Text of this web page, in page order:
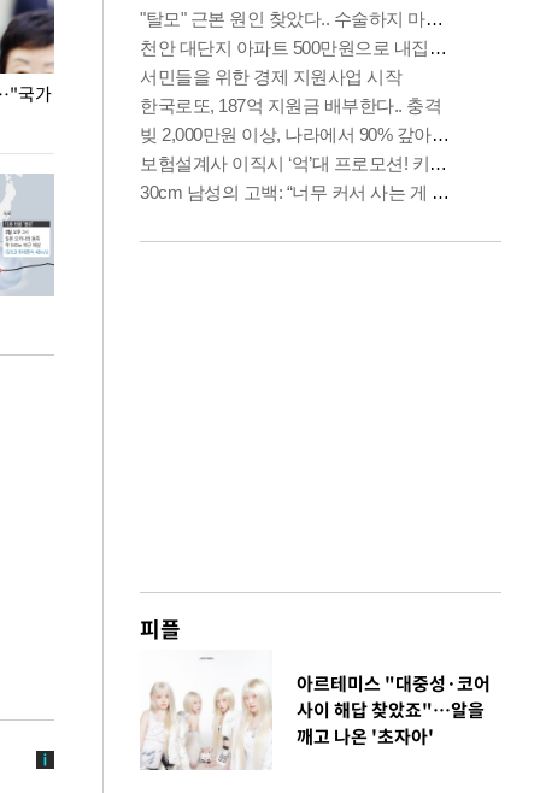
국가 홈플러스, 67개 점포 가오픈… 13일 정식 개장
오세훈 서울시
환경 점검
피플
아르테미스 "대중성·코어
사이 해답 찾았죠"…알을
깨고 나온 '초자아'